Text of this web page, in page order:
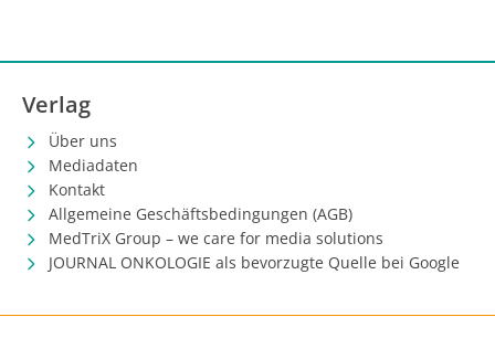
Verlag
Über uns
Mediadaten
Kontakt
Allgemeine Geschäftsbedingungen (AGB)
MedTriX Group – we care for media solutions
JOURNAL ONKOLOGIE als bevorzugte Quelle bei Google